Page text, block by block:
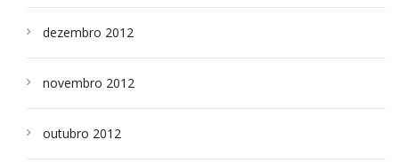
dezembro 2012
novembro 2012
outubro 2012